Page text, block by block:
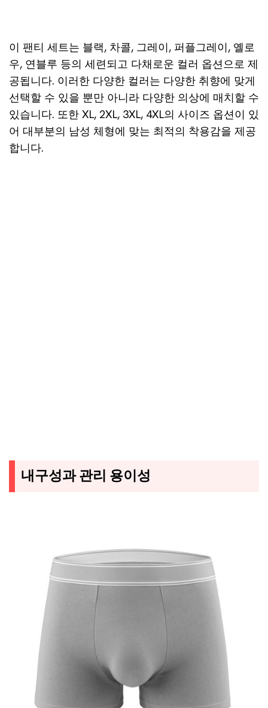
이 팬티 세트는 블랙, 차콜, 그레이, 퍼플그레이, 옐로
우, 연블루 등의 세련되고 다채로운 컬러 옵션으로 제
공됩니다. 이러한 다양한 컬러는 다양한 취향에 맞게
선택할 수 있을 뿐만 아니라 다양한 의상에 매치할 수
있습니다. 또한 XL, 2XL, 3XL, 4XL의 사이즈 옵션이 있
어 대부분의 남성 체형에 맞는 최적의 착용감을 제공
합니다.
내구성과 관리 용이성